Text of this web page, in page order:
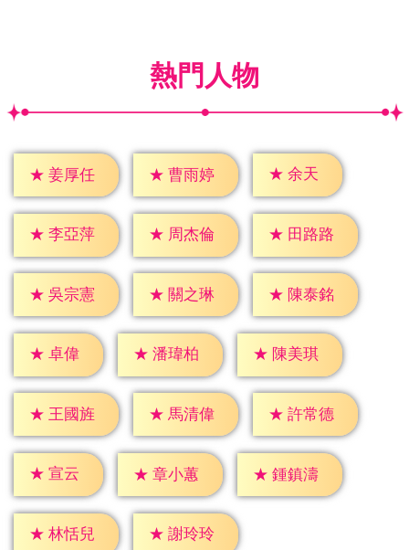
熱門人物
★ 姜厚任 ★ 曹雨婷 ★ 余天
★ 李亞萍 ★ 周杰倫 ★ 田路路
★ 吳宗憲 ★ 關之琳 ★ 陳泰銘
★ 卓偉 ★ 潘瑋柏 ★ 陳美琪
★ 王國旌 ★ 馬清偉 ★ 許常德
★ 宣云 ★ 章小蕙 ★ 鍾鎮濤
★ 林恬兒 ★ 謝玲玲